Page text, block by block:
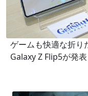
ゲームも快適な折り
Galaxy Z Flip5が発表